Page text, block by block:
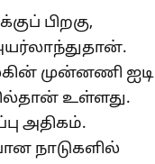
பிறகு,
முன்னணி ஐடி
உள்ளது.
அதிகம்.
நாடுகளில்